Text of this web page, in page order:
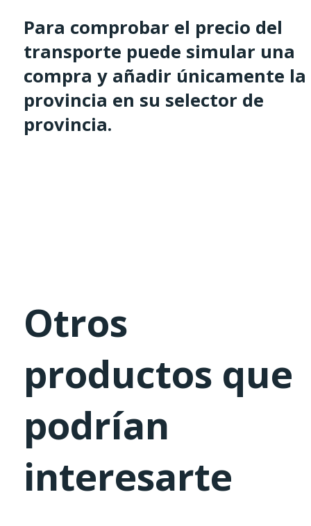
Para comprobar el precio del
transporte puede simular una
compra y añadir únicamente la
provincia en su selector de
provincia.
Otros
productos que
podrían
interesarte